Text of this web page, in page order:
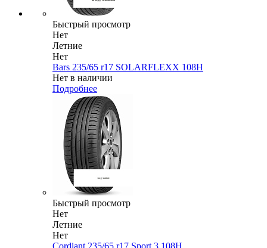
Быстрый просмотр
Нет
Летние
Нет
Bars 235/65 r17 SOLARFLEXX 108H
Нет в наличии
Подробнее
Быстрый просмотр
Нет
Летние
Нет
Cordiant 235/65 r17 Sport 3 108H